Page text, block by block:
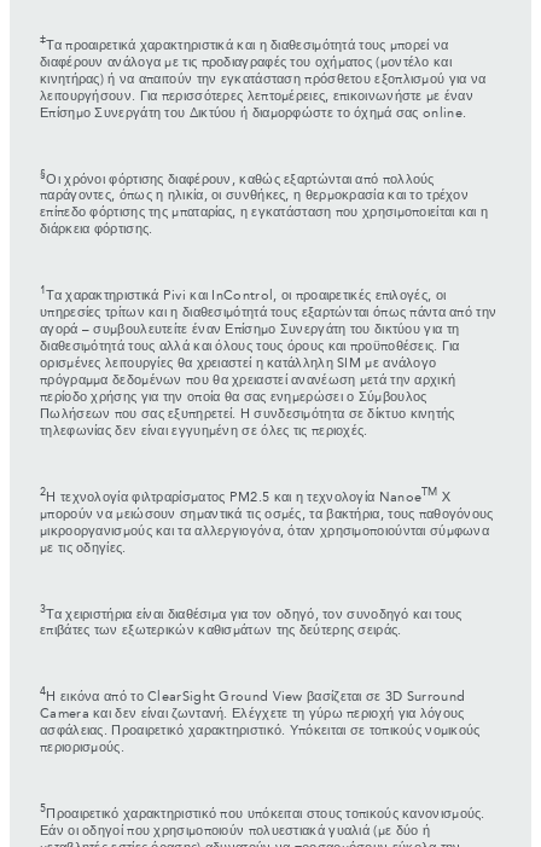
‡
Τα προαιρετικά χαρακτηριστικά και η διαθεσιμότητά τους μπορεί να
διαφέρουν ανάλογα με τις προδιαγραφές του οχήματος (μοντέλο και
κινητήρας) ή να απαιτούν την εγκατάσταση πρόσθετου εξοπλισμού για να
λειτουργήσουν. Για περισσότερες λεπτομέρειες, επικοινωνήστε με έναν
Επίσημο Συνεργάτη του Δικτύου ή διαμορφώστε το όχημά σας online.
§Οι χρόνοι φόρτισης διαφέρουν, καθώς εξαρτώνται από πολλούς
παράγοντες, όπως η ηλικία, οι συνθήκες, η θερμοκρασία και το τρέχον
επίπεδο φόρτισης της μπαταρίας, η εγκατάσταση που χρησιμοποιείται και η
διάρκεια φόρτισης.
1
Τα χαρακτηριστικά Pivi και InControl, οι προαιρετικές επιλογές, οι
υπηρεσίες τρίτων και η διαθεσιμότητά τους εξαρτώνται όπως πάντα από την
αγορά – συμβουλευτείτε έναν Επίσημο Συνεργάτη του δικτύου για τη
διαθεσιμότητά τους αλλά και όλους τους όρους και προϋποθέσεις. Για
ορισμένες λειτουργίες θα χρειαστεί η κατάλληλη SIM με ανάλογο
πρόγραμμα δεδομένων που θα χρειαστεί ανανέωση μετά την αρχική
περίοδο χρήσης για την οποία θα σας ενημερώσει ο Σύμβουλος
Πωλήσεων που σας εξυπηρετεί. Η συνδεσιμότητα σε δίκτυο κινητής
τηλεφωνίας δεν είναι εγγυημένη σε όλες τις περιοχές.
2 Η τεχνολογία φιλτραρίσματος PM2.5 και η τεχνολογία Nanoe TM X
μπορούν να μειώσουν σημαντικά τις οσμές, τα βακτήρια, τους παθογόνους
μικροοργανισμούς και τα αλλεργιογόνα, όταν χρησιμοποιούνται σύμφωνα
με τις οδηγίες.
3Τα χειριστήρια είναι διαθέσιμα για τον οδηγό, τον συνοδηγό και τους
επιβάτες των εξωτερικών καθισμάτων της δεύτερης σειράς.
4 Η εικόνα από το ClearSight Ground View βασίζεται σε 3D Surround
Camera και δεν είναι ζωντανή. Ελέγχετε τη γύρω περιοχή για λόγους
ασφάλειας. Προαιρετικό χαρακτηριστικό. Υπόκειται σε τοπικούς νομικούς
περιορισμούς.
5
Προαιρετικό χαρακτηριστικό που υπόκειται στους τοπικούς κανονισμούς.
Εάν οι οδηγοί που χρησιμοποιούν πολυεστιακά γυαλιά (με δύο ή